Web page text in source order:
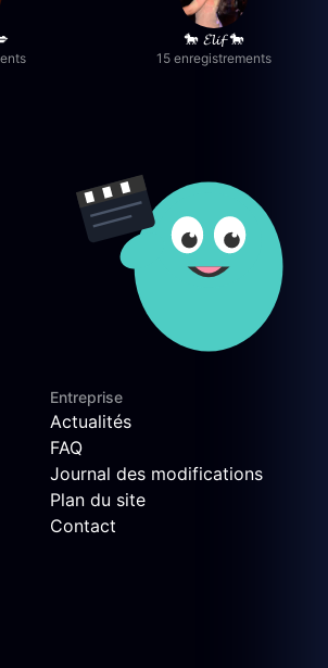
🐎 𝓔𝓵𝓲𝓯 🐎
15 enregistrements
Entreprise
Actualités
FAQ
Journal des modifications
Plan du site
Contact